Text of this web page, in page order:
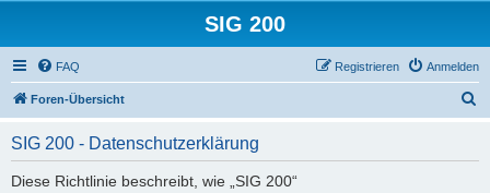
SIG 200
FAQ Anmelden
Registrieren
Foren-Übersicht
SIG 200 - Datenschutzerklärung
Diese Richtlinie beschreibt, wie „SIG 200“